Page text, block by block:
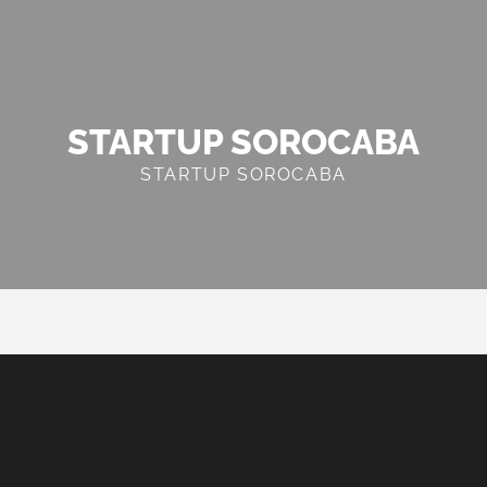
STARTUP SOROCABA
STARTUP SOROCABA